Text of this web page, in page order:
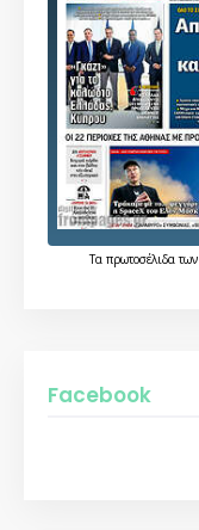
Τα πρωτοσέλιδατων
Facebook